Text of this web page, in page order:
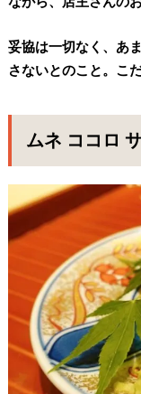
妥協は一切なく、あ
さないとのこと。こ
ムネ ココロ